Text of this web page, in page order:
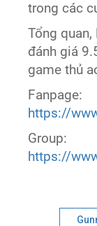
trong các
Tổng
đánh giá
game thủ
Fanpage:
https://
Group:
https://